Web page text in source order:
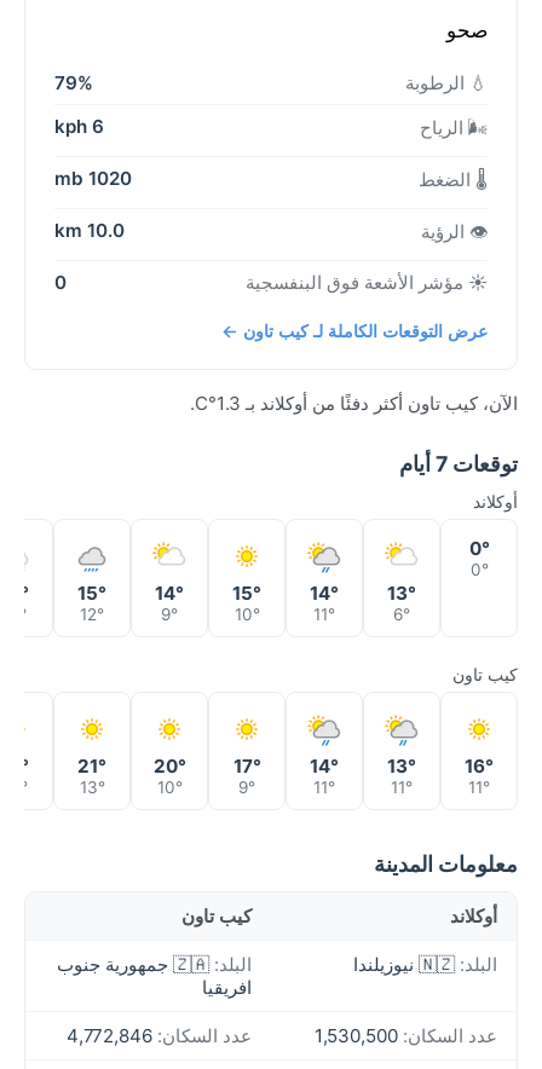
صحو
💧 الرطوبة
79%
🌬️ الرياح
6 kph
🌡️ الضغط 1020 mb
👁️ الرؤية 10.0 km
☀️ مؤشر الأشعة فوق البنفسجية 0
عرض التوقعات الكاملة لـ كيب تاون ←
الآن، كيب تاون أكثر دفئًا من أوكلاند بـ 1.3°C.
توقعات 7 أيام
أوكلاند
0°
0°
13°
6°
14°
11°
15°
10°
14°
9°
15°
12°
14°
12°
كيب تاون
16°
11°
13°
11°
14°
11°
17°
9°
20°
10°
21°
13°
21°
14°
معلومات المدينة
أوكلاند كيب تاون
البلد: 🇳🇿 نيوزيلندا البلد:
🇿🇦 جمهورية جنوب
افريقيا
عدد السكان: عدد السكان: